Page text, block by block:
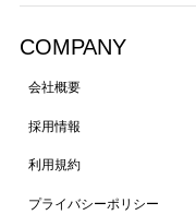
COMPANY
会社概要
採用情報
利用規約
プライバシーポリシー